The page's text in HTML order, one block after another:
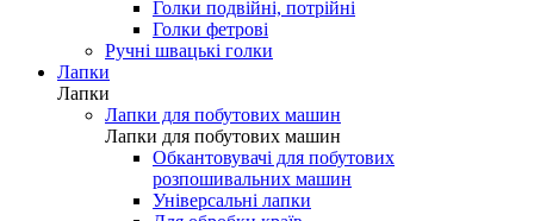
Голки подвійні, потрійні
Голки фетрові
Ручні швацькі голки
Лапки
Лапки
Лапки для побутових машин
Лапки для побутових машин
Обкантовувачі для побутових
розпошивальних машин
Універсальні лапки